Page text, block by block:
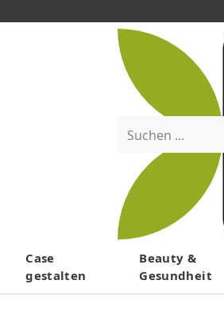
Menü
Suchen ...
Case
gestalten
Beauty &
Gesundheit